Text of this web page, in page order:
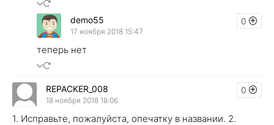
0
demo55
17 ноября 2018 15:47
теперь нет
0
REPACKER_008
18 ноября 2018 18:06
1. Исправьте, пожалуйста, опечатку в названии. 2.